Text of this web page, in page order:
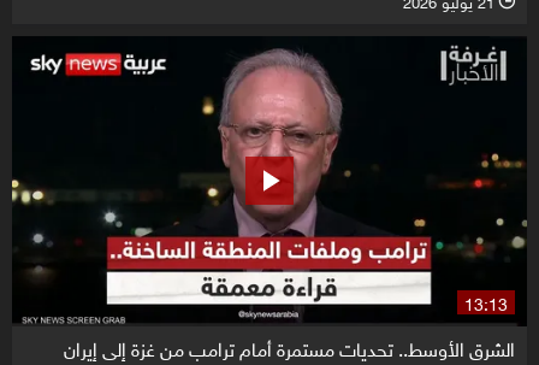
13:13
الشرق الأوسط.. تحديات مستمرة أمام ترامب من غزة إلى إيران